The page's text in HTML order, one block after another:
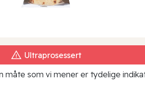
Ultraprosessert
som vi mener er tydelige